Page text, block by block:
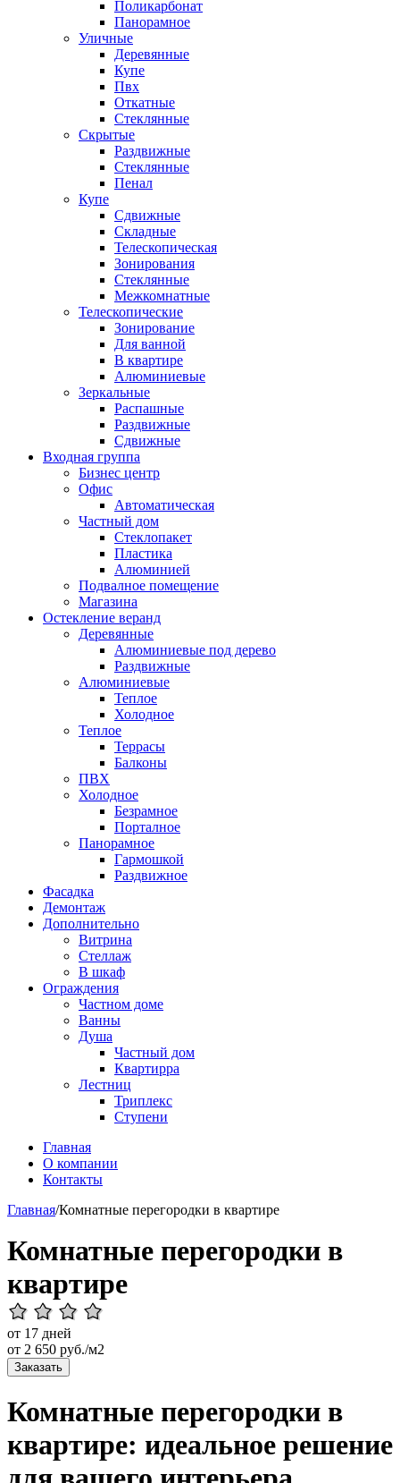
Поликарбонат
Панорамное
Уличные
Деревянные
Купе
Пвх
Откатные
Стеклянные
Скрытые
Раздвижные
Стеклянные
Пенал
Купе
Сдвижные
Складные
Телескопическая
Зонирования
Стеклянные
Межкомнатные
Телескопические
Зонирование
Для ванной
В квартире
Алюминиевые
Зеркальные
Распашные
Раздвижные
Сдвижные
Входная группа
Бизнес центр
Офис
Автоматическая
Частный дом
Стеклопакет
Пластика
Алюминией
Подвалное помещение
Магазина
Остекление веранд
Деревянные
Алюминиевые под дерево
Раздвижные
Алюминиевые
Теплое
Холодное
Теплое
Террасы
Балконы
ПВХ
Холодное
Безрамное
Порталное
Панорамное
Гармошкой
Раздвижное
Фасадка
Демонтаж
Дополнительно
Витрина
Стеллаж
В шкаф
Ограждения
Частном доме
Ванны
Душа
Частный дом
Квартирра
Лестниц
Триплекс
Ступени
Главная
О компании
Контакты
Главная/Комнатные перегородки в квартире
Комнатные перегородки в
квартире
от 17 дней
от 2 650 руб./м2
Заказать
Комнатные перегородки в
квартире: идеальное решение